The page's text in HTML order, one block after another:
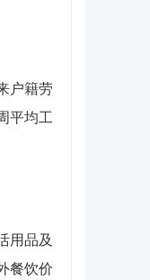
户籍劳
平均工
用品及
餐饮价